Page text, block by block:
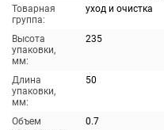
Товарная
группа:
уход и очистка
Высота
упаковки,
мм:
235
Длина
упаковки,
мм:
50
Объем
0.7